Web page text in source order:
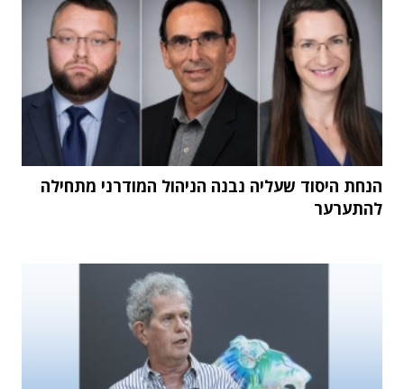
הנחת היסוד שעליה נבנה הניהול המודרני מתחילה
להתערער